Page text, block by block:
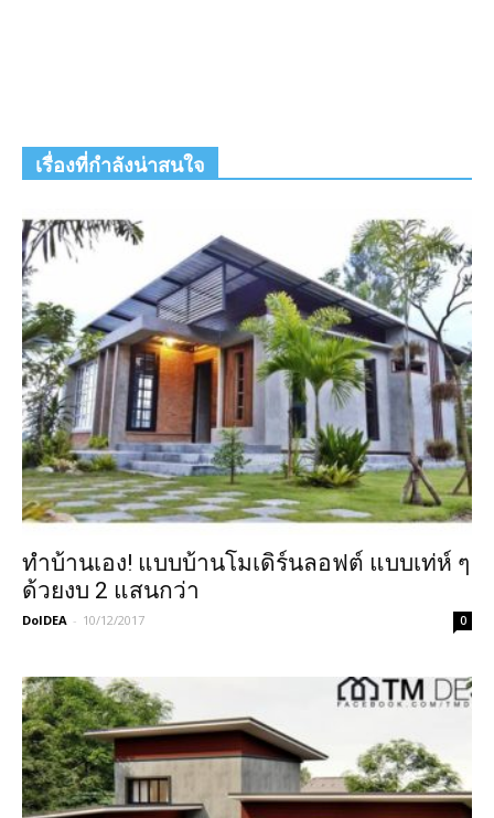
เรื่องที่กำลังน่าสนใจ
ทำบ้านเอง! แบบบ้านโมเดิร์นลอฟต์ แบบเท่ห์ ๆ
ด้วยงบ 2 แสนกว่า
DoIDEA - 10/12/2017 0